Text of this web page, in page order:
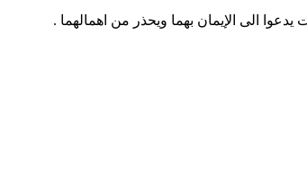
الى الإيمان بهما ويحذر من اهمالهما .